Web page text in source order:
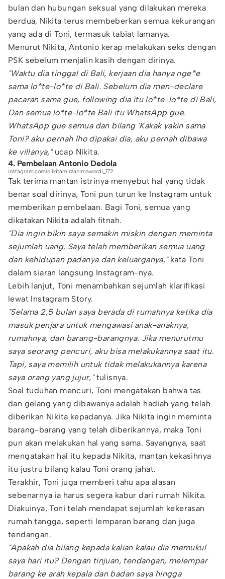
bulan dan hubungan seksual yang dilakukan mereka
berdua, Nikita terus membeberkan semua kekurangan
yang ada di Toni, termasuk tabiat lamanya.
Menurut Nikita, Antonio kerap melakukan seks dengan
PSK sebelum menjalin kasih dengan dirinya.
"Waktu dia tinggal di Bali, kerjaan dia hanya nge*e
sama lo*te-lo*te di Bali. Sebelum dia men-declare
pacaran sama gue, following dia itu lo*te-lo*te di Bali,
Dan semua lo*te-lo*te Bali itu WhatsApp gue.
WhatsApp gue semua dan bilang 'Kakak yakin sama
Toni? aku pernah lho dipakai dia, aku pernah dibawa
ke villanya,"ucap Nikita.
4. Pembelaan Antonio Dedola
instagram.com/niikitamirzanimawardi_172
Tak terima mantan istrinya menyebut hal yang tidak
benar soal dirinya, Toni pun turun ke Instagram untuk
memberikan pembelaan. Bagi Toni, semua yang
dikatakan Nikita adalah fitnah.
"Dia ingin bikin saya semakin miskin dengan meminta
sejumlah uang. Saya telah memberikan semua uang
dan kehidupan padanya dan keluarganya,"kata Toni
dalam siaran langsung Instagram-nya.
Lebih lanjut, Toni menambahkan sejumlah klarifikasi
lewat Instagram Story.
"Selama 2,5 bulan saya berada di rumahnya ketika dia
masuk penjara untuk mengawasi anak-anaknya,
rumahnya, dan barang-barangnya. Jika menurutmu
saya seorang pencuri, aku bisa melakukannya saat itu.
Tapi, saya memilih untuk tidak melakukannya karena
saya orang yang jujur,"tulisnya.
Soal tuduhan mencuri, Toni mengatakan bahwa tas
dan gelang yang dibawanya adalah hadiah yang telah
diberikan Nikita kepadanya. Jika Nikita ingin meminta
barang-barang yang telah diberikannya, maka Toni
pun akan melakukan hal yang sama. Sayangnya, saat
mengatakan hal itu kepada Nikita, mantan kekasihnya
itu justru bilang kalau Toni orang jahat.
Terakhir, Toni juga memberi tahu apa alasan
sebenarnya ia harus segera kabur dari rumah Nikita.
Diakuinya, Toni telah mendapat sejumlah kekerasan
rumah tangga, seperti lemparan barang dan juga
tendangan.
"Apakah dia bilang kepada kalian kalau dia memukul
saya hari itu? Dengan tinjuan, tendangan, melempar
barang ke arah kepala dan badan saya hingga